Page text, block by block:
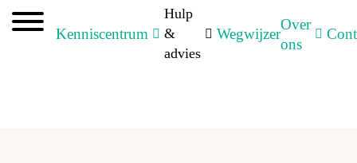
Kenniscentrum
Hulp
&
advies
Wegwijzer
Over
ons
Volwassenen